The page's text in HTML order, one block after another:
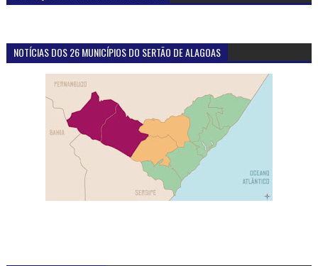
NOTÍCIAS DOS 26 MUNICÍPIOS DO SERTÃO DE ALAGOAS